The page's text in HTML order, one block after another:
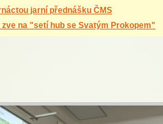
jarní přednášku ČMS
zve na "setí hub se Svatým Prokopem"